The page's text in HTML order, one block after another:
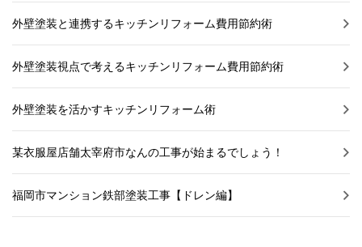
外壁塗装と連携するキッチンリフォーム費用節約術
外壁塗装視点で考えるキッチンリフォーム費用節約術
外壁塗装を活かすキッチンリフォーム術
某衣服屋店舗太宰府市なんの工事が始まるでしょう！
福岡市マンション鉄部塗装工事【ドレン編】